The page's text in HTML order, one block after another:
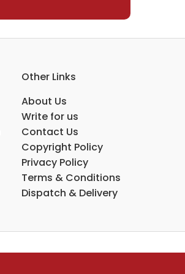
Other Links
About Us
Write for us
Contact Us
Copyright Policy
Privacy Policy
Terms & Conditions
Dispatch & Delivery